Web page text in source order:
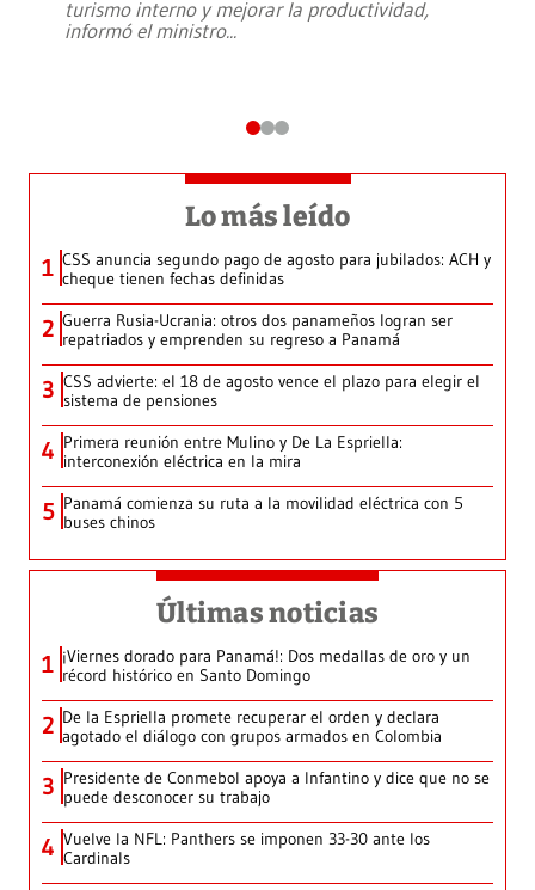
turismo interno y mejorar la productividad,
informó el ministro...
Lo más leído
1 CSS anuncia segundo pago de agosto para jubilados: ACH y
cheque tienen fechas definidas
2 Guerra Rusia-Ucrania: otros dos panameños logran ser
repatriados y emprenden su regreso a Panamá
3 CSS advierte: el 18 de agosto vence el plazo para elegir el
sistema de pensiones
4 Primera reunión entre Mulino y De La Espriella:
interconexión eléctrica en la mira
5 Panamá comienza su ruta a la movilidad eléctrica con 5
buses chinos
Últimas noticias
1 ¡Viernes dorado para Panamá!: Dos medallas de oro y un
récord histórico en Santo Domingo
2 De la Espriella promete recuperar el orden y declara
agotado el diálogo con grupos armados en Colombia
3 Presidente de Conmebol apoya a Infantino y dice que no se
puede desconocer su trabajo
4 Vuelve la NFL: Panthers se imponen 33-30 ante los
Cardinals